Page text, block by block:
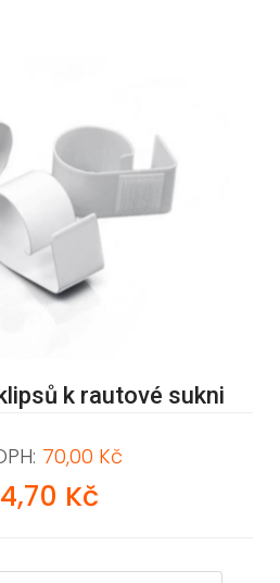
k rautové sukni
70,00 Kč
Kč